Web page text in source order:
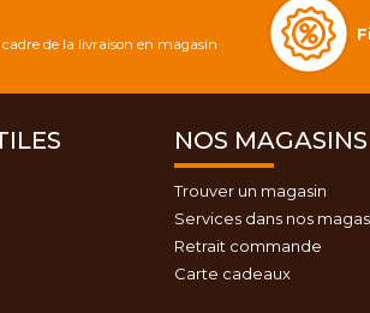
de la livraison en magasin
NOS MAGASINS
Trouver un magasin
Services dans nos
Retrait commande
Carte cadeaux